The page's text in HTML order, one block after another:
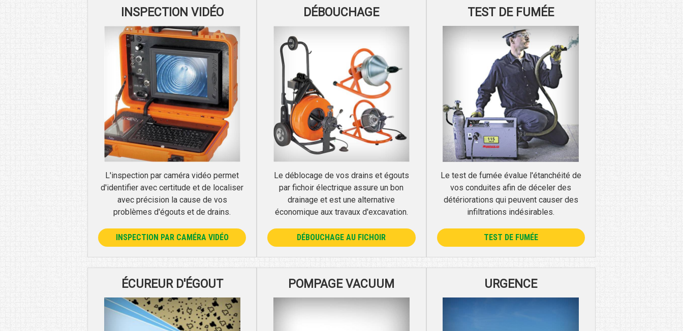
INSPECTION VIDÉO
L'inspection par caméra vidéo permet
d'identifier avec certitude et de localiser
avec précision la cause de vos
problèmes d'égouts et de drains.
INSPECTION PAR CAMÉRA VIDÉO
DÉBOUCHAGE
Le déblocage de vos drains et égouts
par fichoir électrique assure un bon
drainage et est une alternative
économique aux travaux d'excavation.
DÉBOUCHAGE AU FICHOIR
TEST DE FUMÉE
Le test de fumée évalue l'étanchéité de
vos conduites afin de déceler des
détériorations qui peuvent causer des
infiltrations indésirables.
TEST DE FUMÉE
ÉCUREUR D'ÉGOUT POMPAGE VACUUM URGENCE